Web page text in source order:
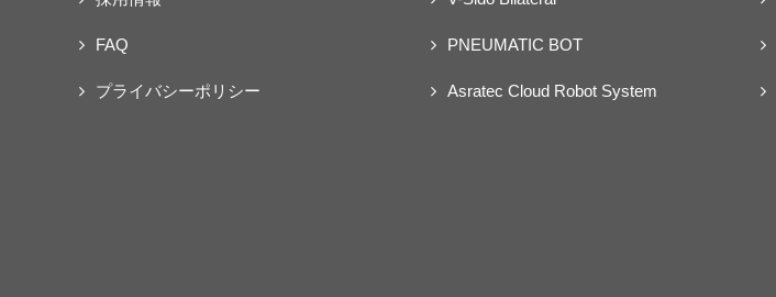
FAQ
プライバシーポリシー
PNEUMATIC BOT
Asratec Cloud Robot System